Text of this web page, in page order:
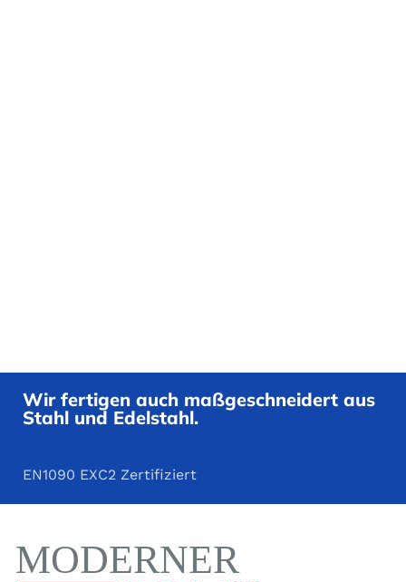
Wir fertigen auch maßgeschneidert aus
Stahl und Edelstahl.
EN1090 EXC2 Zertifiziert